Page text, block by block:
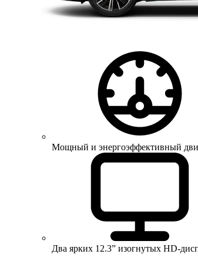
Мощный и энергоэффективный
Два ярких 12.3” изогнутых HD-